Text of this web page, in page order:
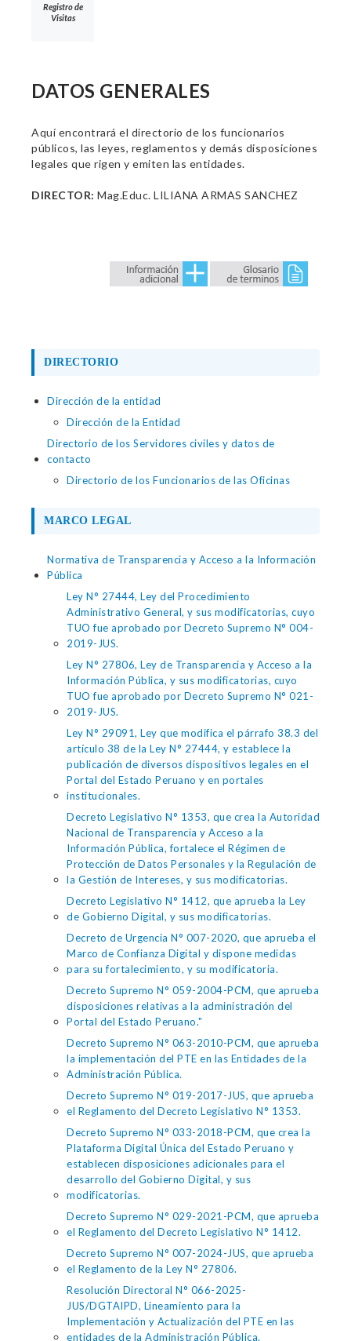
Registro de
Visitas
DATOS GENERALES
Aquí encontrará el directorio de los funcionarios
públicos, las leyes, reglamentos y demás disposiciones
legales que rigen y emiten las entidades.
DIRECTOR: Mag.Educ. LILIANA ARMAS SANCHEZ
DIRECTORIO
Dirección de la entidad
Dirección de la Entidad
Directorio de los Servidores civiles y datos de
contacto
Directorio de los Funcionarios de las Oficinas
MARCO LEGAL
Normativa de Transparencia y Acceso a la Información
Pública
Ley N° 27444, Ley del Procedimiento
Administrativo General, y sus modificatorias, cuyo
TUO fue aprobado por Decreto Supremo N° 004-
2019-JUS.
Ley N° 27806, Ley de Transparencia y Acceso a la
Información Pública, y sus modificatorias, cuyo
TUO fue aprobado por Decreto Supremo N° 021-
2019-JUS.
Ley N° 29091, Ley que modifica el párrafo 38.3 del
artículo 38 de la Ley N° 27444, y establece la
publicación de diversos dispositivos legales en el
Portal del Estado Peruano y en portales
institucionales.
Decreto Legislativo N° 1353, que crea la Autoridad
Nacional de Transparencia y Acceso a la
Información Pública, fortalece el Régimen de
Protección de Datos Personales y la Regulación de
la Gestión de Intereses, y sus modificatorias.
Decreto Legislativo N° 1412, que aprueba la Ley
de Gobierno Digital, y sus modificatorias.
Decreto de Urgencia N° 007-2020, que aprueba el
Marco de Confianza Digital y dispone medidas
para su fortalecimiento, y su modificatoria.
Decreto Supremo N° 059-2004-PCM, que aprueba
disposiciones relativas a la administración del
Portal del Estado Peruano."
Decreto Supremo N° 063-2010-PCM, que aprueba
la implementación del PTE en las Entidades de la
Administración Pública.
Decreto Supremo N° 019-2017-JUS, que aprueba
el Reglamento del Decreto Legislativo N° 1353.
Decreto Supremo N° 033-2018-PCM, que crea la
Plataforma Digital Única del Estado Peruano y
establecen disposiciones adicionales para el
desarrollo del Gobierno Digital, y sus
modificatorias.
Decreto Supremo N° 029-2021-PCM, que aprueba
el Reglamento del Decreto Legislativo N° 1412.
Decreto Supremo N° 007-2024-JUS, que aprueba
el Reglamento de la Ley N° 27806.
Resolución Directoral N° 066-2025-
JUS/DGTAIPD, Lineamiento para la
Implementación y Actualización del PTE en las
entidades de la Administración Pública.